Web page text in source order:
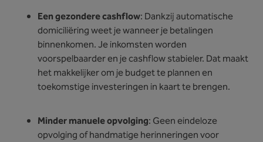
Een gezondere cashflow: Dankzij automatische
domiciliëring weet je wanneer je betalingen
binnenkomen. Je inkomsten worden
voorspelbaarder en je cashflow stabieler. Dat maakt
het makkelijker om je budget te plannen en
toekomstige investeringen in kaart te brengen.
Minder manuele opvolging: Geen eindeloze
opvolging of handmatige herinneringen voor